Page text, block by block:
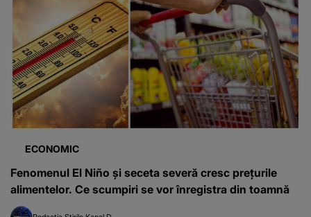
ECONOMIC
Fenomenul El Niño și seceta severă cresc prețurile
alimentelor. Ce scumpiri se vor înregistra din toamnă